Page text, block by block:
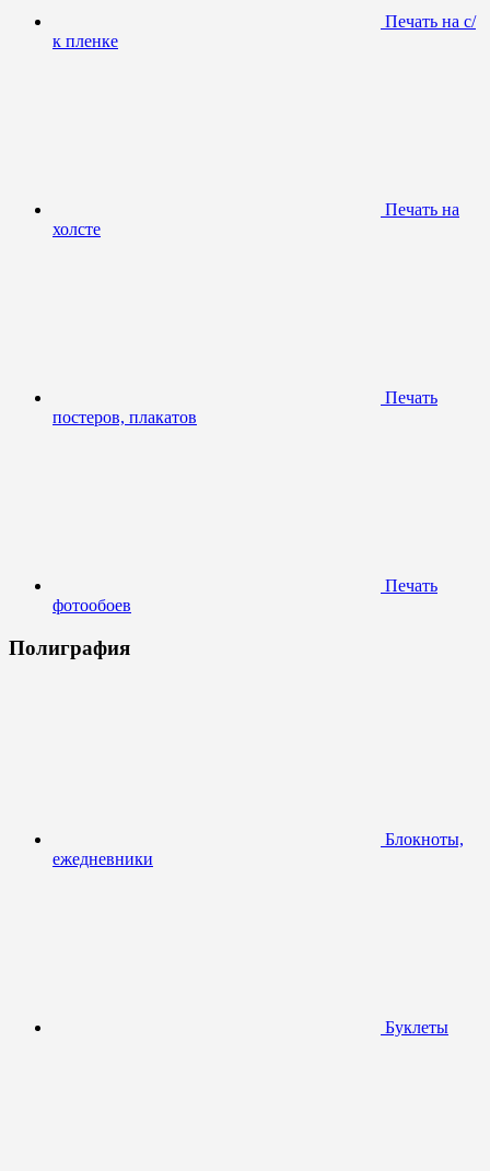
Печать на с/
к пленке
Печать на
холсте
Печать
постеров, плакатов
Печать
фотообоев
Полиграфия
Блокноты,
ежедневники
Буклеты